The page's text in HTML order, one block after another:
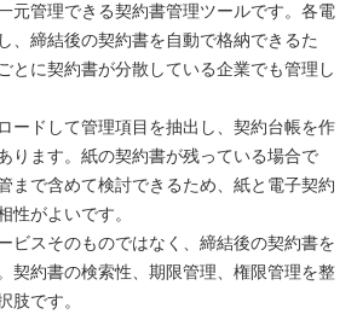
元管理できる契約書管理ツールです。各電
、締結後の契約書を自動で格納できるた
とに契約書が分散している企業でも管理し
ードして管理項目を抽出し、契約台帳を作
ります。紙の契約書が残っている場合で
まで含めて検討できるため、紙と電子契約
性がよいです。
ビスそのものではなく、締結後の契約書を
契約書の検索性、期限管理、権限管理を整
肢です。